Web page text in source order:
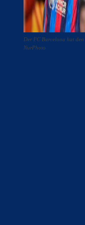
Der FC Barcelona hat
NurPhoto